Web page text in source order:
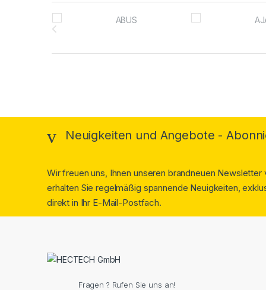
Brands Carousel
Neuigkeiten und Angebote -
Wir freuen uns, Ihnen unseren brandneuen
erhalten Sie regelmäßig spannende Neuigkeiten,
direkt in Ihr E-Mail-Postfach.
Fragen ? Rufen Sie uns an!